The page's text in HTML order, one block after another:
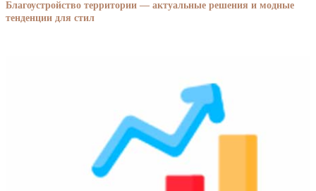
Благоустройство территории — актуальные решения и модные
тенденции для стил